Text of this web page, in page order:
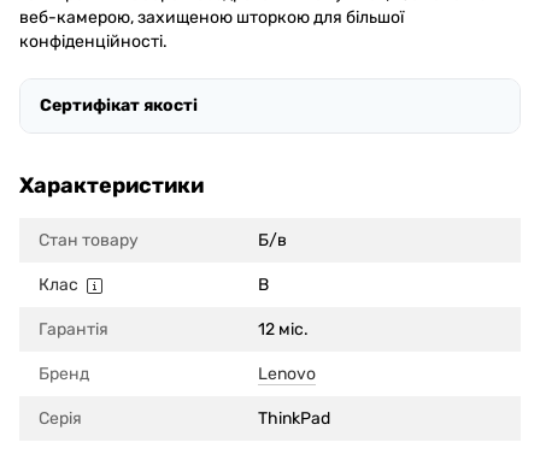
веб-камерою, захищеною шторкою для більшої
конфіденційності.
Сертифікат якості
Характеристики
Стан товару Б/в
Клас B
Гарантія 12 міс.
Бренд Lenovo
Серія ThinkPad